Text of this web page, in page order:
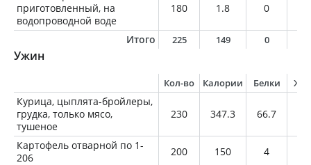
приготовленный, на
водопроводной воде
180 1.8 0
Итого 225 149 0
Ужин
Кол-во Калории Белки
Курица, цыплята-бройлеры,
грудка, только мясо,
тушеное
230 347.3 66.7
Картофель отварной по 1-
206
200 150 4